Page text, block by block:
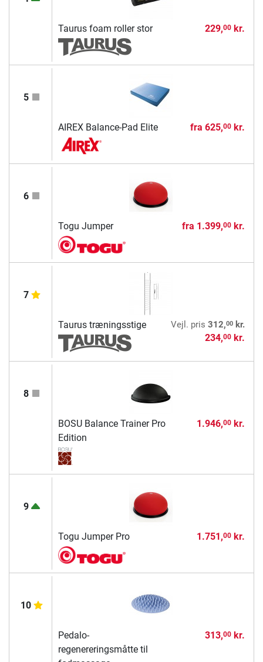
Taurus foam roller stor 229,00kr.
5
AIREX Balance-Pad Elite fra 625,00kr.
6
Togu Jumper fra 1.399,00kr.
7
Taurus træningsstige Vejl. pris 312,00kr.
234,00kr.
8
BOSU Balance Trainer Pro
Edition
1.946,00kr.
9
Togu Jumper Pro 1.751,00kr.
10
Pedalo-
regenereringsmåtte til
313,00kr.